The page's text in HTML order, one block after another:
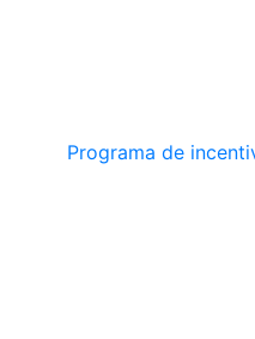
Programa de